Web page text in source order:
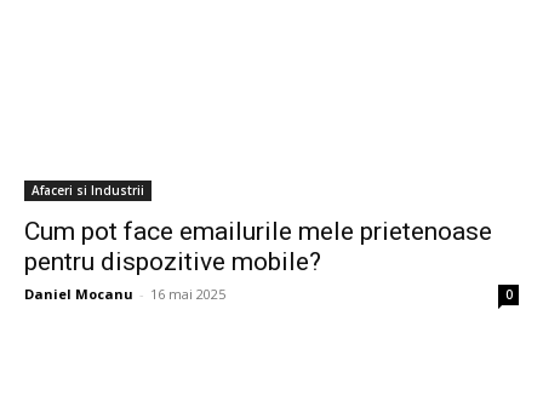
Afaceri si Industrii
Cum pot face emailurile mele prietenoase
pentru dispozitive mobile?
Daniel Mocanu - 16 mai 2025 0